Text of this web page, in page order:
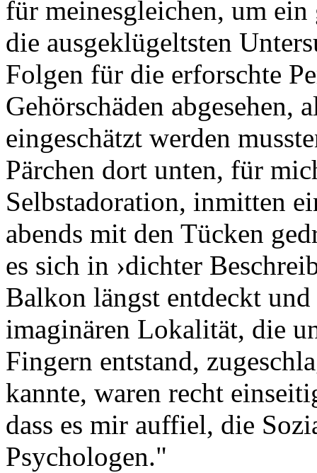
für meinesgleichen, um
die ausgeklügeltsten
Folgen für die erforschte
Gehörschäden abgesehen,
eingeschätzt werden
Pärchen dort unten, für
Selbstadoration, inmitten
abends mit den Tücken
es sich in ›dichter
Balkon längst entdeckt
imaginären Lokalität, die
Fingern entstand,
kannte, waren recht
dass es mir auffiel, die
Psychologen."